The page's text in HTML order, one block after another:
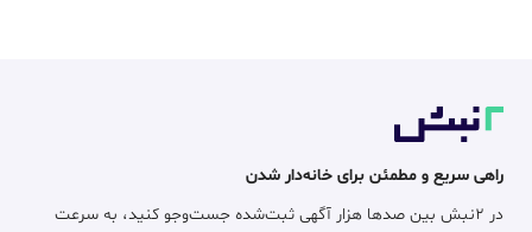
راهی سریع و مطمئن برای خانه‌دار شدن
در ۲نبش بین صدها هزار آگهی ثبت‌شده جست‌وجو کنید، به سرعت